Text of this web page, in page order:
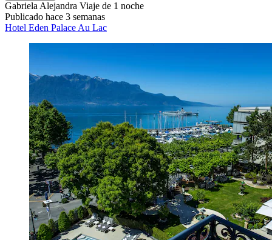
Gabriela Alejandra Viaje de 1 noche
Publicado hace 3 semanas
Hotel Eden Palace Au Lac